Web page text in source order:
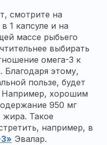
смотрите на
1 капсуле и на
массе рыбьего
выбирать
омега-3 к
этому,
пользе, будет
Например, хорошим
950 мг
жира. Такое
например, в
Эвалар.